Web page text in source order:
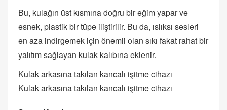
Bu, kulağın üst kısmına doğru bir eğim yapar ve
esnek, plastik bir tüpe iliştirilir. Bu da, ıslıksı sesleri
en aza indirgemek için önemli olan sıkı fakat rahat bir
yalıtım sağlayan kulak kalıbına eklenir.
Kulak arkasına takılan kancalı işitme cihazı
Kulak arkasına takılan kancalı işitme cihazı